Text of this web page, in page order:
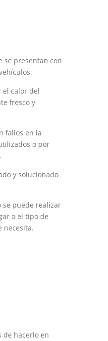
se presentan con
el calor del
fresco y
fallos en la
o por
y solucionado
se puede realizar
o el tipo de
necesita.
de hacerlo en